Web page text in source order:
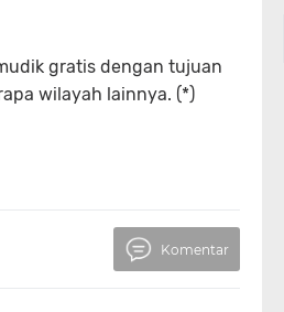
gratis dengan tujuan
wilayah lainnya. (*)
Komentar